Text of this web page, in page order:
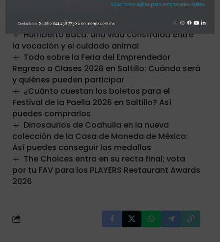
Humberto Baca: una vida construida entre
la vocación y el cuidado animal
Todo sobre la Feria del Emprendedor
Regreso a Clases 2026 en Saltillo: Cuándo será
y quiénes pueden participar
¿Cuánto cuestan los boletos para el
Festival de la Paella 2026 en Saltillo? Así
puedes comprarlos
Dinosaurios de Coahuila en la nueva
colección de la Casa de Moneda de México:
Así puedes conseguir las medallas
The Choices entra en su recta final; vota
por tu FAV para los PLAYERS Restaurant Awards
2026